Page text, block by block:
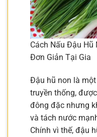
Cách Nấu Đậu Hũ
Đơn Giản Tại Gia
Đậu hũ non là
truyền thống,
đông đặc nhưng
và tách nước
Chính vì thế, đậu